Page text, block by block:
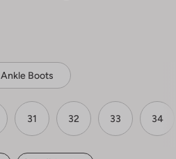
Ankle Boots
31 32 33 34